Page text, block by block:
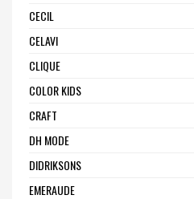
CECIL
CELAVI
CLIQUE
COLOR KIDS
CRAFT
DH MODE
DIDRIKSONS
EMERAUDE